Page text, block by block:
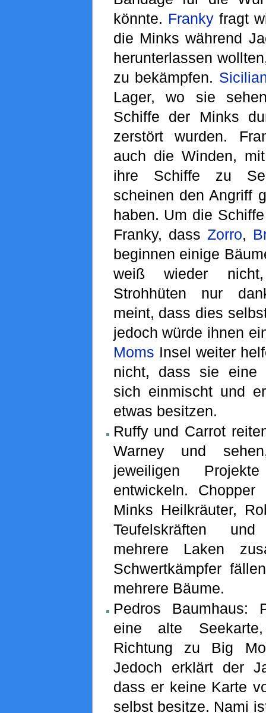
könnte. Frankyfragt
die Minks während
herunterlassen
zu bekämpfen.
Lager, wo sie
Schiffe der Minks
zerstört wurden.
auch die Winden,
ihre Schiffe zu
scheinen den Angriff
haben. Um die
Franky, dass Zorro,
beginnen einige
weiß wieder
Strohhüten nur
meint, dass dies
jedoch würde ihnen
Moms Insel weiter
nicht, dass sie
sich einmischt und
etwas besitzen.
Ruffy und Carrot
Warney und
jeweiligen
entwickeln.
Minks Heilkräuter,
Teufelskräften
mehrere Laken
Schwertkämpfer
mehrere Bäume.
Pedros Baumhaus:
eine alte
Richtung zu Big
Jedoch erklärt der
dass er keine Karte
selbst besitze. Nami